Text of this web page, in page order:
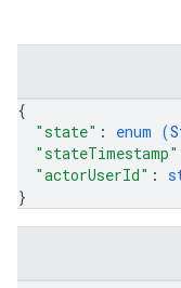
{
"state" : enum (
"stateTimestamp"
"actorUserId" :
}